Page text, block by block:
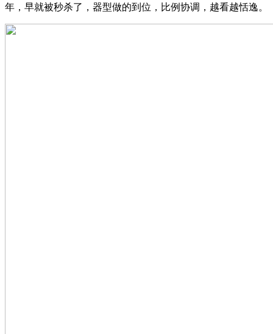
年，早就被秒杀了，器型做的到位，比例协调，越看越恬逸。